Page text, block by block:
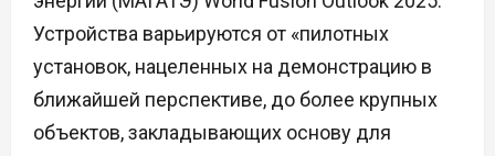
Устройства варьируются от «пилотных
установок, нацеленных на демонстрацию в
ближайшей перспективе, до более крупных
объектов, закладывающих основу для